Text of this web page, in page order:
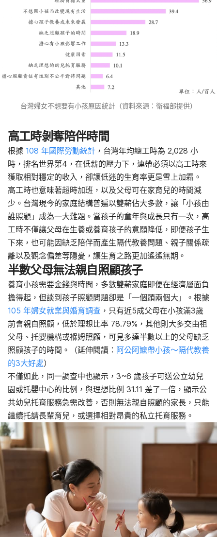
台灣婦女不想要有小孩原因統計（資料來源：衛福部提供）
高工時剝奪陪伴時間
根據 108 年國際勞動統計 ，台灣年均總工時為 2,028 小
時，排名世界第4，在低薪的壓力下，連帶必須以高工時來
獲取相對穩定的收入，卻讓低迷的生育率更是雪上加霜。
高工時也意味著超時加班，以及父母可在家育兒的時間減
少。台灣現今的家庭結構普遍以雙薪佔大多數，讓「小孩由
誰照顧」成為一大難題。當孩子的童年與成長只有一次，高
工時不僅讓父母在生養或養育孩子的意願降低，即便孩子生
下來，也可能因缺乏陪伴而產生隔代教養問題、親子關係疏
離以及觀念偏差等隱憂，讓生育之路更加遙遙無期。
半數父母無法親自照顧孩子
養育小孩需要金錢與時間，多數雙薪家庭即便在經濟層面負
擔得起，但談到孩子照顧問題卻是「一個頭兩個大」。根據
105 年婦女就業與婚育調查 ，只有近5成父母在小孩滿3歲
前會親自照顧，低於理想比率 78.79%，其他則大多交由祖
父母、托嬰機構或褓姆照顧，可見多達半數以上的父母缺乏
照顧孩子的時間。（延伸閱讀： 阿公阿嬤帶小孩～隔代教養
的3大好處）
不僅如此，同一調查中也顯示，3~6 歲孩子可送公立幼兒
園或托嬰中心的比例，與理想比例 31.11 差了一倍，顯示公
共幼兒托育服務急需改善，否則無法親自照顧的家長，只能
繼續托請長輩育兒，或選擇相對昂貴的私立托育服務。